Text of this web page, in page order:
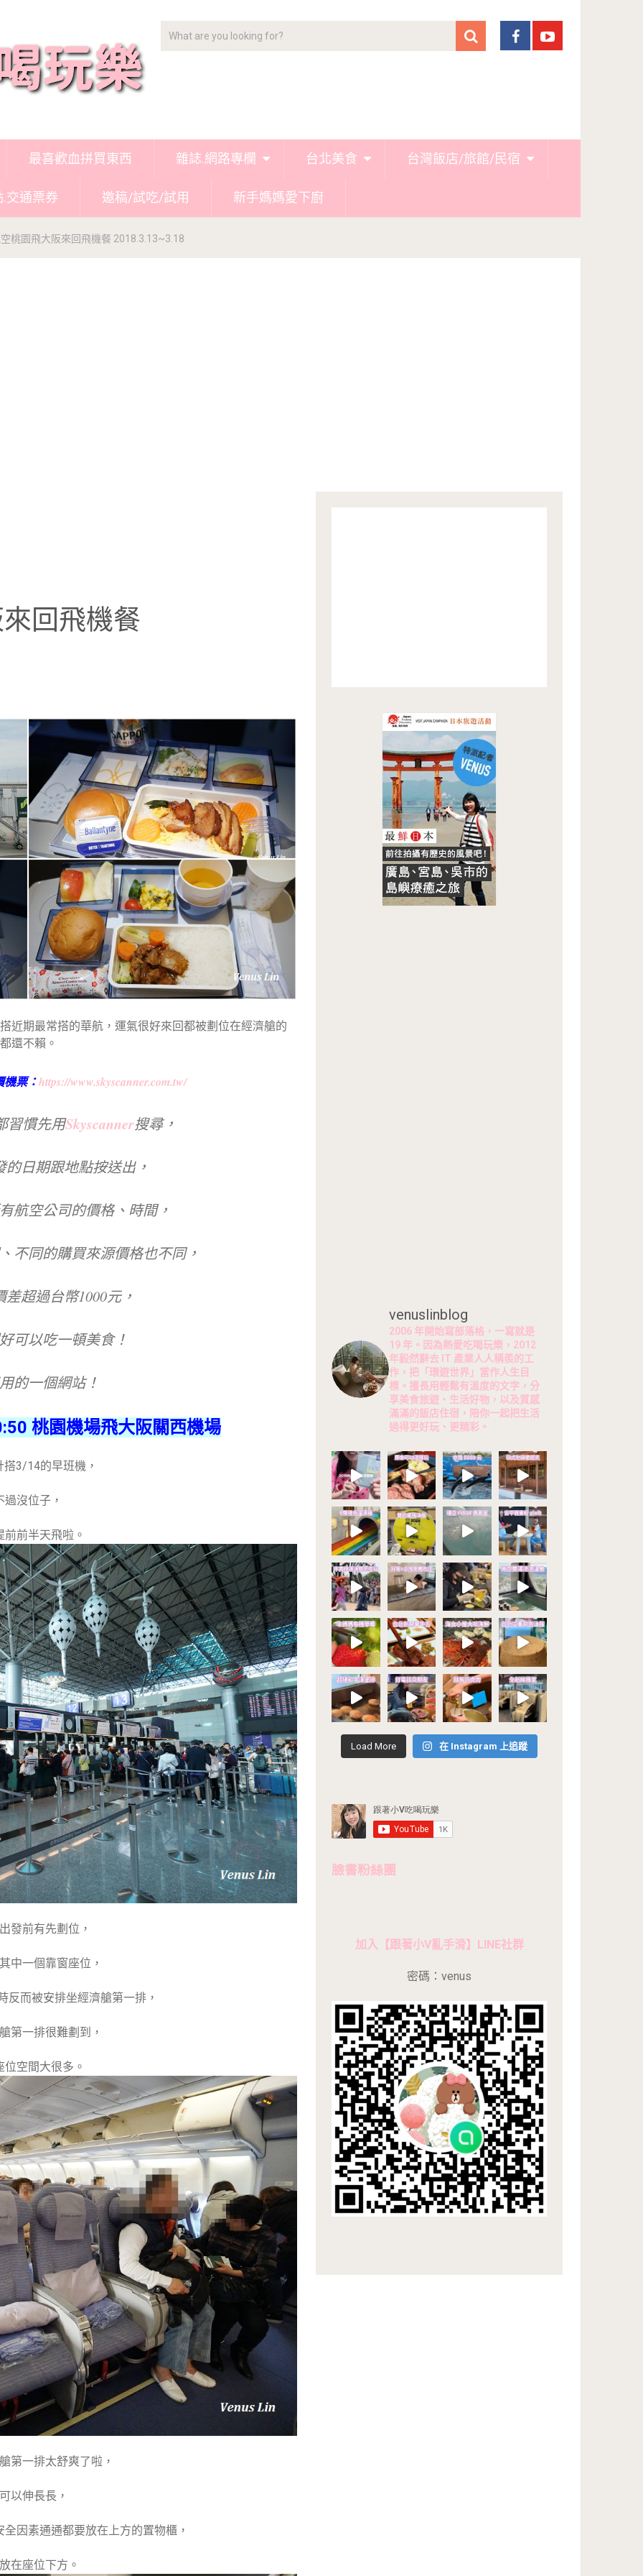
最喜歡血拼買東西 雜誌.網路專欄 台北美食 台灣飯店/旅館/民宿
.交通票券 邀稿/試吃/試用 新手媽媽愛下廚
桃園飛大阪來回飛機餐 2018.3.13~3.18
回飛機餐
近期最常搭的華航，運氣很好來回都被劃位在經濟艙的
還不賴。
機票：https://www.skyscanner.com.tw/
習慣先用Skyscanner搜尋，
日期跟地點按送出，
航空公司的價格、時間，
不同的購買來源價格也不同，
超過台幣1000元，
可以吃一頓美食！
的一個網站！
桃園機場飛大阪關西機場
搭3/14的早班機，
過沒位子，
前前半天飛啦。
發前有先劃位，
中一個靠窗座位，
反而被安排坐經濟艙第一排，
第一排很難劃到，
位空間大很多。
第一排太舒爽了啦，
以伸長長，
因素通通都要放在上方的置物櫃，
在座位下方。
venuslinblog
2006 年開始寫部落格，一寫就是
19 年。因為熱愛吃喝玩樂，2012
年毅然辭去 IT 產業人人稱羨的工
作，把「環遊世界」當作人生目
標。擅長用輕鬆有溫度的文字，分
享美食旅遊、生活好物，以及質感
滿滿的飯店住宿，陪你一起把生活
過得更好玩、更精彩。
Load More 在 Instagram 上追蹤
臉書粉絲團
加入【跟著小V亂手滑】LINE社群
密碼：venus